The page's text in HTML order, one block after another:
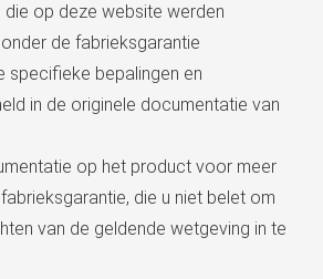
die op deze website werden
de fabrieksgarantie
specifieke bepalingen en
in de originele documentatie van
op het product voor meer
die u niet belet om
van de geldende wetgeving in te